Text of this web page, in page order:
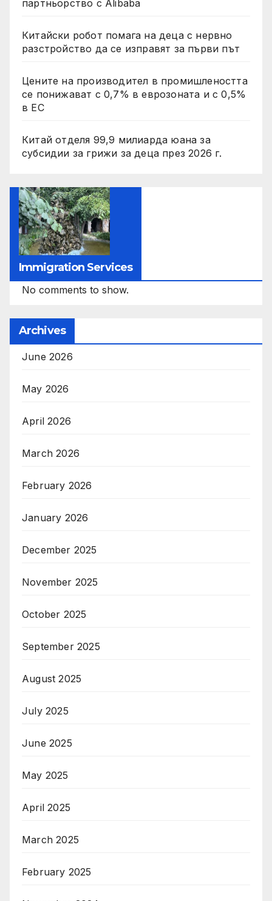
партньорство с Alibaba
Китайски робот помага на деца с нервно
разстройство да се изправят за първи път
Цените на производител в промишлеността
се понижават с 0,7% в еврозоната и с 0,5%
в ЕС
Китай отделя 99,9 милиарда юана за
субсидии за грижи за деца през 2026 г.
Immigration Services
No comments to show.
Archives
June 2026
May 2026
April 2026
March 2026
February 2026
January 2026
December 2025
November 2025
October 2025
September 2025
August 2025
July 2025
June 2025
May 2025
April 2025
March 2025
February 2025